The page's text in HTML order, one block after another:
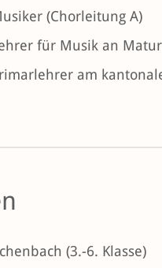
(Chorleitung A)
für Musik an
am
(3.-6. Klasse)